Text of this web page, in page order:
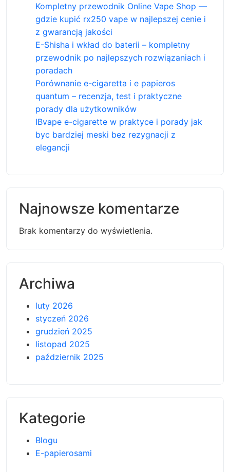
Kompletny przewodnik Online Vape Shop —
gdzie kupić rx250 vape w najlepszej cenie i
z gwarancją jakości
E-Shisha i wkład do baterii – kompletny
przewodnik po najlepszych rozwiązaniach i
poradach
Porównanie e-cigaretta i e papieros
quantum – recenzja, test i praktyczne
porady dla użytkowników
IBvape e-cigarette w praktyce i porady jak
byc bardziej meski bez rezygnacji z
elegancji
Najnowsze komentarze
Brak komentarzy do wyświetlenia.
Archiwa
luty 2026
styczeń 2026
grudzień 2025
listopad 2025
październik 2025
Kategorie
Blogu
E-papierosami